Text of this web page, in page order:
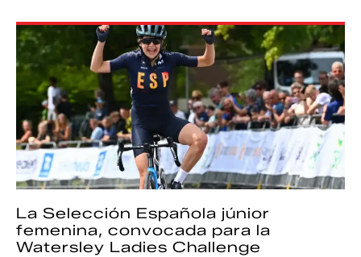
La Selección Española júnior
femenina, convocada para la
Watersley Ladies Challenge